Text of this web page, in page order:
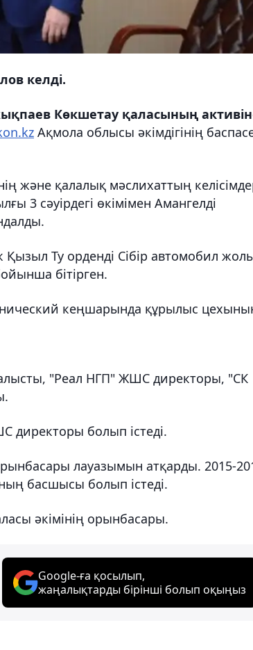
келді.
Көкшетау қаласының
Ақмола облысы әкімдігінің
және қалалық мәслихаттың
3 сәуiрдегi өкiмiмен Амангелдi
Қызыл Ту ордендi Сiбiр автомобил
бiтiрген.
кеңшарында құрылыс
"Реал НГП" ЖШС директоры, "СК
директоры болып iстедi.
лауазымын атқарды. 2015-
басшысы болып iстедi.
әкiмiнiң орынбасары.
Google-ға қосылып,
жаңалықтарды бірінші болып оқыңыз